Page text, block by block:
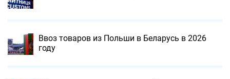
Ввоз товаров из Польши в Беларусь в 2026
году